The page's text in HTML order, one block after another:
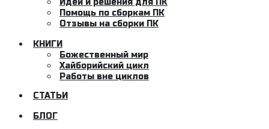
Идеи и решения для ПК
Помощь по сборкам ПК
Отзывы на сборки ПК
КНИГИ
Божественный мир
Хайборийский цикл
Работы вне циклов
СТАТЬИ
БЛОГ